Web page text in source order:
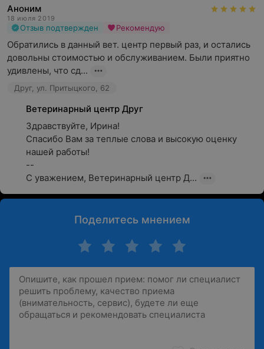
Аноним
18 июля 2019
Отзыв подтвержден Рекомендую
Обратились в данный вет. центр первый раз, и остались
довольны стоимостью и обслуживанием. Были приятно
удивлены, что сд...
Друг, ул. Притыцкого, 62
Ветеринарный центр Друг
Здравствуйте, Ирина!
Спасибо Вам за теплые слова и высокую оценку
нашей работы!
--
С уважением, Ветеринарный центр Д...
Поделитесь мнением